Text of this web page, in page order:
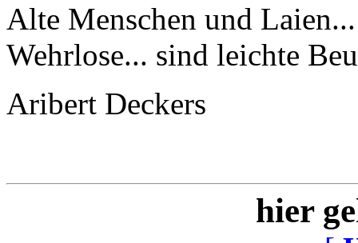
Alte Menschen und
Wehrlose... sind leichte
Aribert Deckers
hier